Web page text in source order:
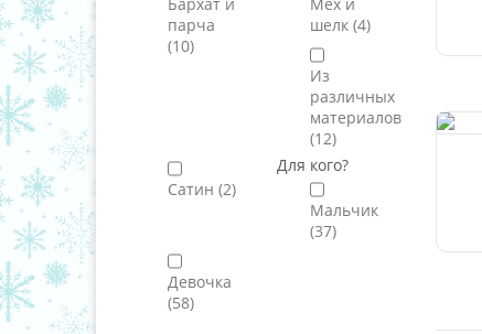
парча
(10)
шелк(4)
Из
различных
материалов
(12)
Сатин (2)
Для кого?
Мальчик
(37)
Девочка
(58)